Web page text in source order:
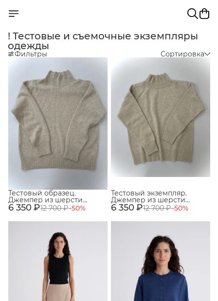
! Тестовые и съемочные экземпляры
одежды
Фильтры Сортировка
6 350 ₽12 700 ₽−50%
Тестовый образец.
Джемпер из шерсти
ягнёнка 100% с высоким
воротом. Цвет Светло-
бежевый. № 6
6 350 ₽12 700 ₽−50%
Тестовый экземпляр.
Джемпер из шерсти
ягнёнка 100% с высоким
воротом. Цвет Светло-
бежевый. № 71